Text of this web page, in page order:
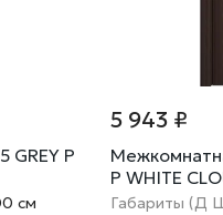
GREY P
cм
5 943 ₽
P WHITE
Габариты (Д